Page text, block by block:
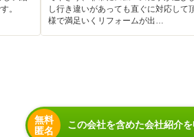
。
し行き違いがあっても直ぐに対応して
様で満足いくリフォームが出…
無料
匿名
この会社を含めた会社紹介